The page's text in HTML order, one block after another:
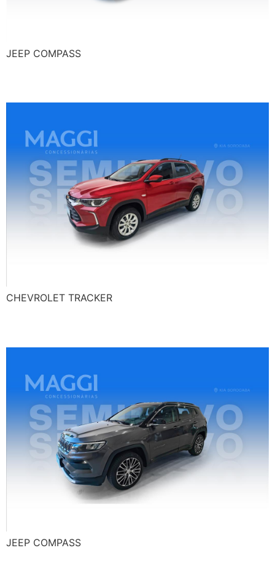
JEEP COMPASS
CHEVROLET TRACKER
JEEP COMPASS